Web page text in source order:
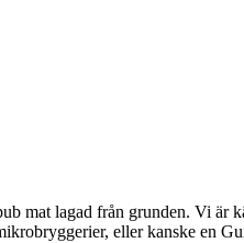
mat lagad från grunden. Vi är
eller kanske en